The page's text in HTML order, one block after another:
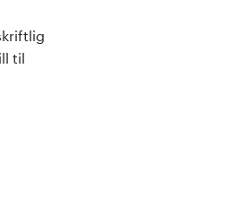
til